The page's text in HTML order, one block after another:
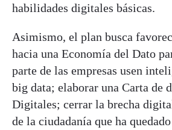
habilidades digitales básicas.
Asimismo, el plan busca
hacia una Economía del Dato
parte de las empresas usen
big data; elaborar una Carta de
Digitales; cerrar la brecha
de la ciudadanía que ha